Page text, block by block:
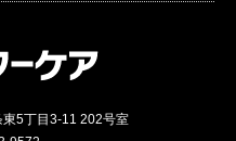
5丁目3-11 202号室